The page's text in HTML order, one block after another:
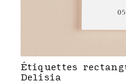
Étiquettes
Delisia